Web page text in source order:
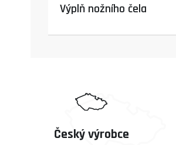
Výplň nožního čela
Český výrobce